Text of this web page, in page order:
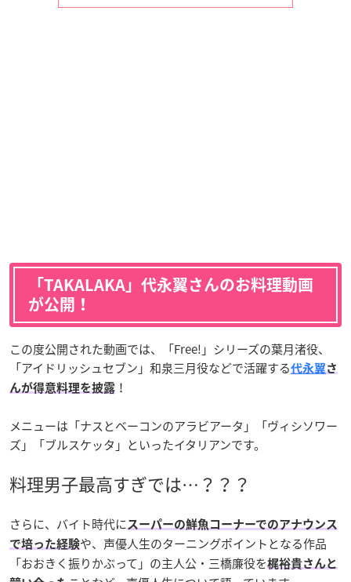
「TAKALAKA」代永翼さんのお料理動画
が公開！
この度公開された動画では、「Free!」シリーズの葉月渚役、
「アイドリッシュセブン」和泉三月役などで活躍する代永翼 さ
んが得意料理を披露 ！
メニューは「ナスとベーコンのアラビアータ」「ヴィシソワー
ズ」「ブルスケッタ」といったイタリアンです。
料理男子最高すぎでは…？？？
さらに、バイト時代に スーパーの鮮魚コーナーでのアナウンス
で培った経験や、声優人生のターニングポイントとなる作品
「おおきく振りかぶって」の主人公・三橋廉役を梶裕貴さんと